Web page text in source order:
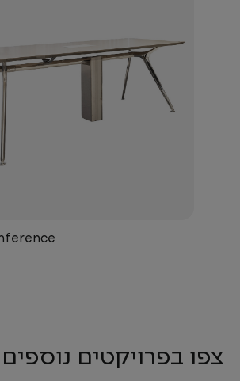
צפו בפרויקטים נוספים